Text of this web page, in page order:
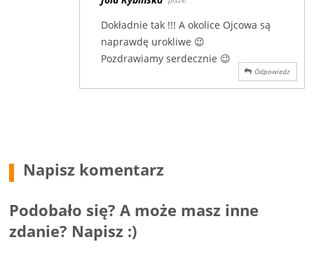
Dokładnie tak !!! A okolice Ojcowa są
naprawdę urokliwe 😉
Pozdrawiamy serdecznie 😉
Odpowiedz
Napisz komentarz
Podobało się? A może masz inne
zdanie? Napisz :)